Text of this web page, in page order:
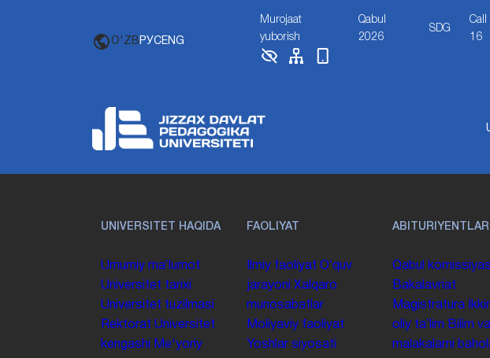
O'ZB РУСENG
Murojaat
yuborish
Qabul
2026
SDG
16
UNIVERSITET HAQIDA
Umumiy maʼlumot
Universitet tarixi
Universitet tuzilmasi
Rektorat Universitet
kengashi
Me'yoriy
FAOLIYAT
Ilmiy faoliyat Oʻquv
jarayoni Xalqaro
munosabatlar
Moliyaviy faoliyat
Yoshlar siyosati
Qabul komissiyasi
Bakalavriat
Magistratura
oliy taʼlim Bilim va
malakalarni